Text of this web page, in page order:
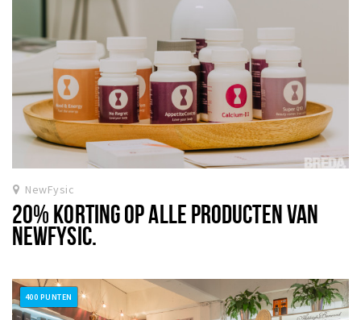
NewFysic
20% KORTING OP ALLE PRODUCTEN VAN
NEWFYSIC.
400 PUNTEN